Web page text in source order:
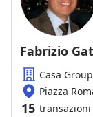
Fabrizio
Casa
Piazza
15